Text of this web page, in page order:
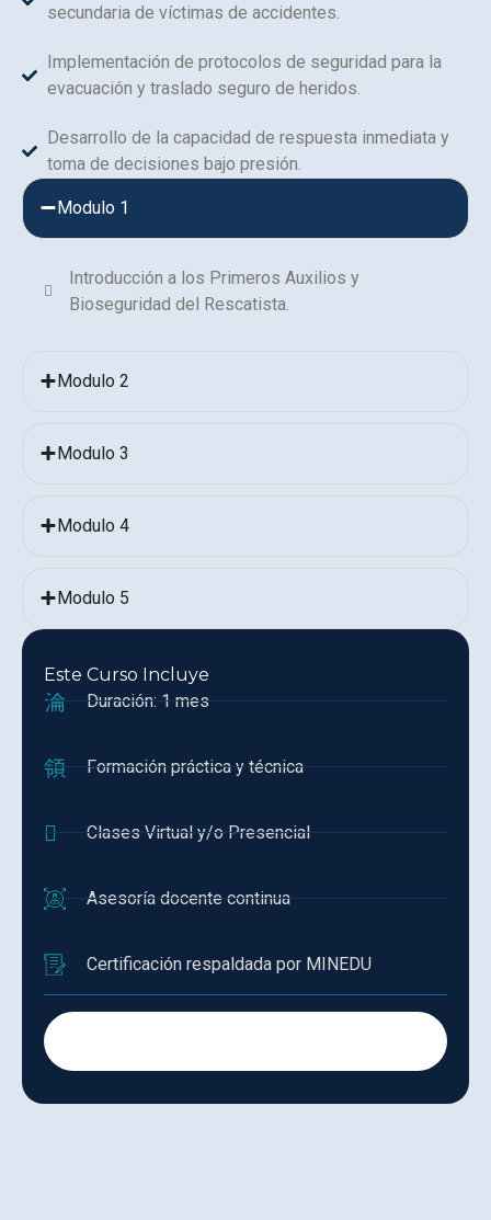
secundaria de víctimas de accidentes.
Implementación de protocolos de seguridad para la
evacuación y traslado seguro de heridos.
Desarrollo de la capacidad de respuesta inmediata y
toma de decisiones bajo presión.
Modulo 1
Introducción a los Primeros Auxilios y
Bioseguridad del Rescatista.
Modulo 2
Modulo 3
Modulo 4
Modulo 5
Este Curso Incluye
Duración: 1 mes
Formación práctica y técnica
Clases Virtual y/o Presencial
Asesoría docente continua
Certificación respaldada por MINEDU